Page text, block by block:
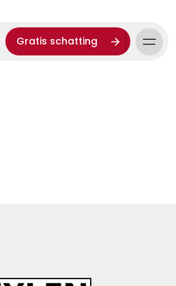
Gratis schatting